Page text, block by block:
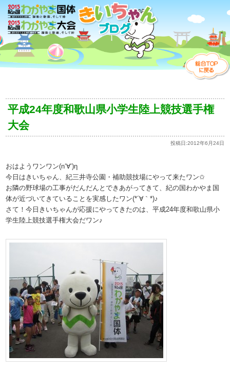
平成24年度和歌山県小学生陸上競技選手権
大会
投稿日:2012年6月24日
おはようワンワン(n‘∀‘)η
今日はきいちゃん、紀三井寺公園・補助競技場にやって来たワン✩
お隣の野球場の工事がだんだんとできあがってきて、紀の国わかやま国
体が近づいてきていることを実感したワン(*´∀｀*)♪
さて！今日きいちゃんが応援にやってきたのは、平成24年度和歌山県小
学生陸上競技選手権大会だワン♪